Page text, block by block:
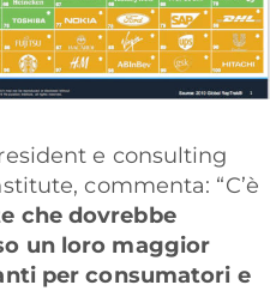
e consulting
commenta: “C’è
che dovrebbe
un loro maggior
per consumatori e